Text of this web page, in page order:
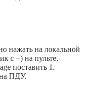
нажать на локальной
с +) на пульте.
поставить 1.
ПДУ.